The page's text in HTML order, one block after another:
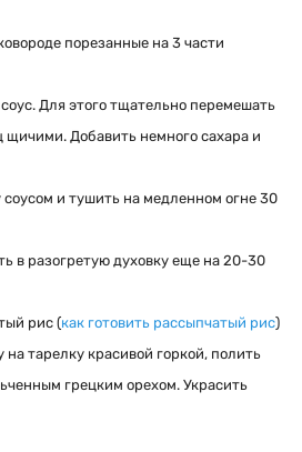
порезанные на 3 части
Для этого тщательно перемешать
щичими. Добавить немного сахара и
соусом и тушить на медленном огне 30
в разогретую духовку еще на 20-30
рис (как готовить рассыпчатый рис)
тарелку красивой горкой, полить
грецким орехом. Украсить